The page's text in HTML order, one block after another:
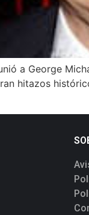
a George
hitazos